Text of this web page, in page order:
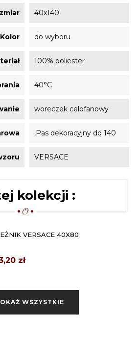
40x140
Kolor do wyboru
100% poliester
40°C
woreczek celofanowy
,Pas dekoracyjny do 140
VERSACE
kolekcji :
VERSACE 40X80
zł
zł
WSZYSTKIE